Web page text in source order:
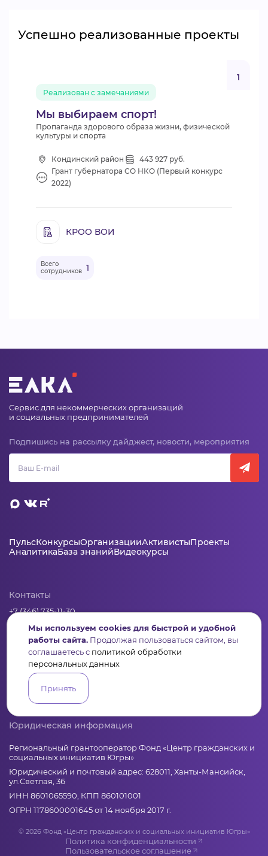
Успешно реализованные проекты
Мы выбираем спорт!
Реализован с замечаниями
1
Пропаганда здорового образа жизни, физической
культуры и спорта
Кондинский район
443 927 руб.
Грант губернатора СО НКО (Первый конкурс
2022)
КРОО ВОИ
Всего
сотрудников 1
Сервис для некоммерческих организаций
и социальных предпринимателей
Подпишись на рассылку дайджест, новости, мероприятия
ПульсКонкурсыОрганизацииАктивистыПроекты
АналитикаБаза знанийВидеокурсы
Контакты
+7 (346) 735-11-30
elkanko@ugranko.ru
Адрес
628011, Россия, Ханты-Мансийский автономный округ – Югра,
г. Ханты-Мансийск, ул. Светлая 36
Юридическая информация
Региональный грантооператор Фонд «Центр гражданских и
социальных инициатив Югры»
Юридический и почтовый адрес: 628011, Ханты-Мансийск,
ул.Светлая, 36
ИНН 8601065590, КПП 860101001
ОГРН 1178600001645 от 14 ноября 2017 г.
© 2026 Фонд «Центр гражданских и социальных инициатив Югры»
Политика конфиденциальности
Пользовательское соглашение
Мы используем cookies для быстрой и удобной
работы сайта. Продолжая пользоваться сайтом, вы
соглашаетесь с политикой обработки
персональных данных
Принять